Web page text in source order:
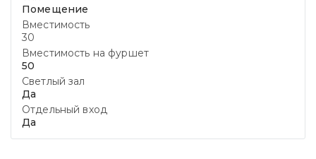
Помещение
Вместимость
30
Вместимость на фуршет
50
Светлый зал
Да
Отдельный вход
Да